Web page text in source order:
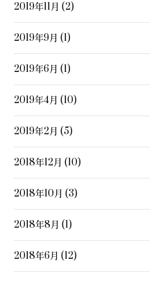
2019年11月 (2)
2019年9月 (1)
2019年6月 (1)
2019年4月 (10)
2019年2月 (5)
2018年12月 (10)
2018年10月 (3)
2018年8月 (1)
2018年6月 (12)